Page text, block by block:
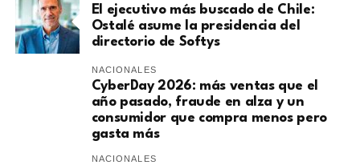
El ejecutivo más buscado de Chile:
Ostalé asume la presidencia del
directorio de Softys
NACIONALES
CyberDay 2026: más ventas que el
año pasado, fraude en alza y un
consumidor que compra menos pero
gasta más
NACIONALES